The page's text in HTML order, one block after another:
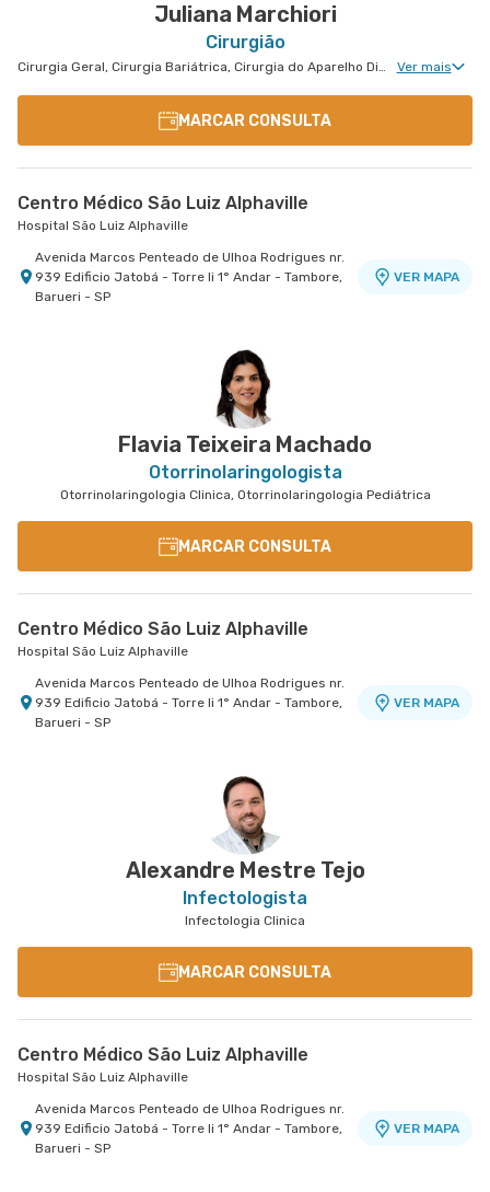
Juliana Marchiori
Cirurgião
Cirurgia Geral, Cirurgia Bariátrica, Cirurgia do Aparelho Digestivo, Cirurgia Oncológica, Cirurgia Oncológica do Aparelho Digestivo Ver mais
MARCAR CONSULTA
Centro Médico São Luiz Alphaville
Hospital São Luiz Alphaville
Avenida Marcos Penteado de Ulhoa Rodrigues nr.
939 Edificio Jatobá - Torre Ii 1° Andar - Tambore,
Barueri - SP
VER MAPA
Flavia Teixeira Machado
Otorrinolaringologista
Otorrinolaringologia Clinica, Otorrinolaringologia Pediátrica
MARCAR CONSULTA
Centro Médico São Luiz Alphaville
Hospital São Luiz Alphaville
Avenida Marcos Penteado de Ulhoa Rodrigues nr.
939 Edificio Jatobá - Torre Ii 1° Andar - Tambore,
Barueri - SP
VER MAPA
Alexandre Mestre Tejo
Infectologista
Infectologia Clinica
MARCAR CONSULTA
Centro Médico São Luiz Alphaville
Hospital São Luiz Alphaville
Avenida Marcos Penteado de Ulhoa Rodrigues nr.
939 Edificio Jatobá - Torre Ii 1° Andar - Tambore,
Barueri - SP
VER MAPA